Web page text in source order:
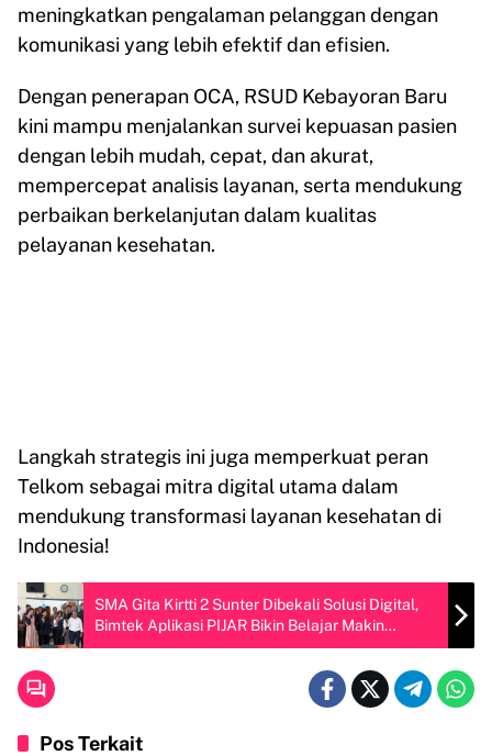
meningkatkan pengalaman pelanggan dengan
komunikasi yang lebih efektif dan efisien.
Dengan penerapan OCA, RSUD Kebayoran Baru
kini mampu menjalankan survei kepuasan pasien
dengan lebih mudah, cepat, dan akurat,
mempercepat analisis layanan, serta mendukung
perbaikan berkelanjutan dalam kualitas
pelayanan kesehatan.
Langkah strategis ini juga memperkuat peran
Telkom sebagai mitra digital utama dalam
mendukung transformasi layanan kesehatan di
Indonesia!
SMA Gita Kirtti 2 Sunter Dibekali Solusi Digital,
Bimtek Aplikasi PIJAR Bikin Belajar Makin
Canggih
Pos Terkait